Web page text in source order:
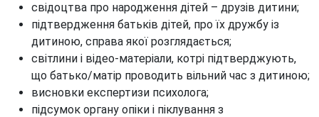
свідоцтва про народження дітей – друзів дитини;
підтвердження батьків дітей, про їх дружбу із
дитиною, справа якої розглядається;
світлини і відео-матеріали, котрі підтверджують,
що батько/матір проводить вільний час з дитиною;
висновки експертизи психолога;
підсумок органу опіки і піклування з